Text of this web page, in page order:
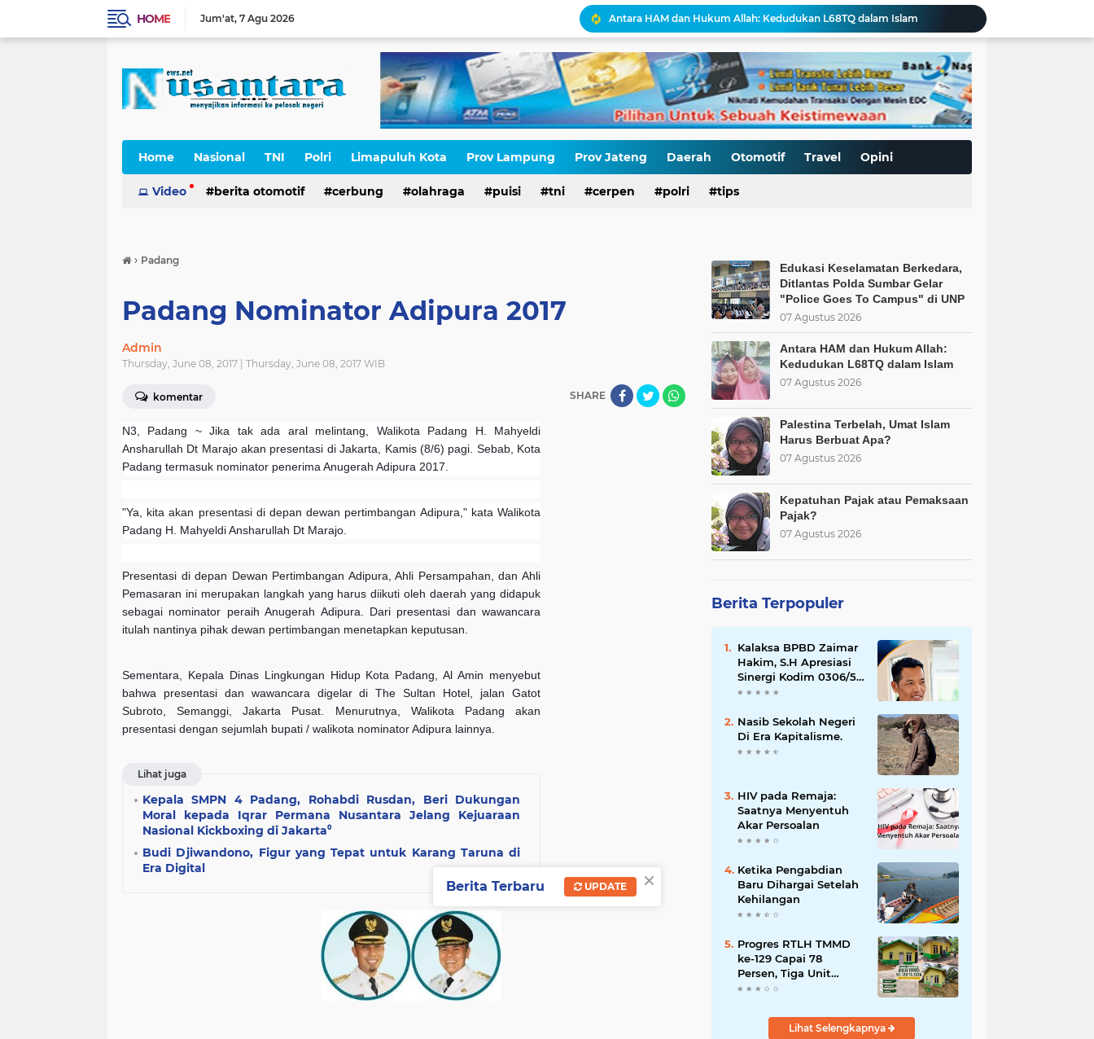
HOME Jum'at 7 Agu 2026
Antara HAM dan Hukum Allah: Kedudukan L68TQ dalam Islam
Palestina Terbelah, Umat Islam Harus Berbuat Apa?
Kepatuhan Pajak atau Pemaksaan Pajak?
Gaza Disekat Israel: Potret Penjajahan Abadi
BoP dan New Gaza adalah Tipuan: Palestina Hanya Merdeka dengan Sistem Islam
Kurnia Nugraha Raih Penghargaan Indonesia Public Relations Top Leader 2026
STOP NORMALISASI LGBT & GENDER FLUID DI SEKOLAH
Hari Anak Nasional: Mampukah Sistem Kapitalisme Menjamin Perlindungan Anak?
Home Nasional TNI Polri Limapuluh Kota Prov Lampung Prov Jateng Daerah Otomotif Travel Opini
Cerpen
Video berita otomotif cerbung olahraga puisi tni cerpen polri tips
› Padang
Padang Nominator Adipura 2017
Admin
Thursday, June 08, 2017 | Thursday, June 08, 2017 WIB
komentar SHARE
N3, Padang ~Jika tak ada aral melintang, Walikota Padang H. Mahyeldi
Ansharullah Dt Marajo akan presentasi di Jakarta, Kamis (8/6) pagi. Sebab, Kota
Padang termasuk nominator penerima Anugerah Adipura 2017.
"Ya, kita akan presentasi di depan dewan pertimbangan Adipura," kata Walikota
Padang H. Mahyeldi Ansharullah Dt Marajo.
Presentasi di depan Dewan Pertimbangan Adipura, Ahli Persampahan, dan Ahli
Pemasaran ini merupakan langkah yang harus diikuti oleh daerah yang didapuk
sebagai nominator peraih Anugerah Adipura. Dari presentasi dan wawancara
itulah nantinya pihak dewan pertimbangan menetapkan keputusan.
Sementara, Kepala Dinas Lingkungan Hidup Kota Padang, Al Amin menyebut
bahwa presentasi dan wawancara digelar di The Sultan Hotel, jalan Gatot
Subroto, Semanggi, Jakarta Pusat. Menurutnya, Walikota Padang akan
presentasi dengan sejumlah bupati / walikota nominator Adipura lainnya.
Lihat juga
Kepala SMPN 4 Padang, Rohabdi Rusdan, Beri Dukungan
Moral kepada Iqrar Permana Nusantara Jelang Kejuaraan
Nasional Kickboxing di Jakarta⁰
Budi Djiwandono, Figur yang Tepat untuk Karang Taruna di
Era Digital
Edukasi Keselamatan Berkedara,
Ditlantas Polda Sumbar Gelar
"Police Goes To Campus" di UNP
07 Agustus 2026
Antara HAM dan Hukum Allah:
Kedudukan L68TQ dalam Islam
07 Agustus 2026
Palestina Terbelah, Umat Islam
Harus Berbuat Apa?
07 Agustus 2026
Kepatuhan Pajak atau Pemaksaan
Pajak?
07 Agustus 2026
Berita Terpopuler
Kalaksa BPBD Zaimar
Hakim, S.H Apresiasi
Sinergi Kodim 0306/50
Kota dalam
dan Penanganan
Bencana
Nasib Sekolah Negeri
Di Era Kapitalisme.
HIV pada Remaja:
Saatnya Menyentuh
Akar Persoalan
Ketika Pengabdian
Baru Dihargai Setelah
Kehilangan
Progres RTLH TMMD
ke-129 Capai 78
Persen, Tiga Unit
Rumah Bantuan Mulai
Lihat Selengkapnya
×
Berita Terbaru UPDATE